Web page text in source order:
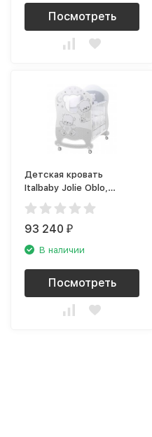
Посмотреть
Детская кровать
Italbaby Jolie Oblo,
белый/серый
93 240₽
В наличии
Посмотреть